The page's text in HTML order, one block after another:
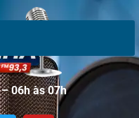
06h às 07h